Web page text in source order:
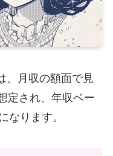
、月収の額面で見
定され、年収ベー
なります。